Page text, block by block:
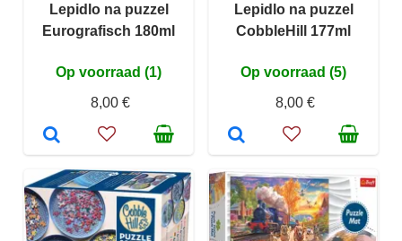
Lepidlo na puzzel
Eurografisch 180ml
Op voorraad (1)
8,00 €
Lepidlo na puzzel
CobbleHill 177ml
Op voorraad (5)
8,00 €